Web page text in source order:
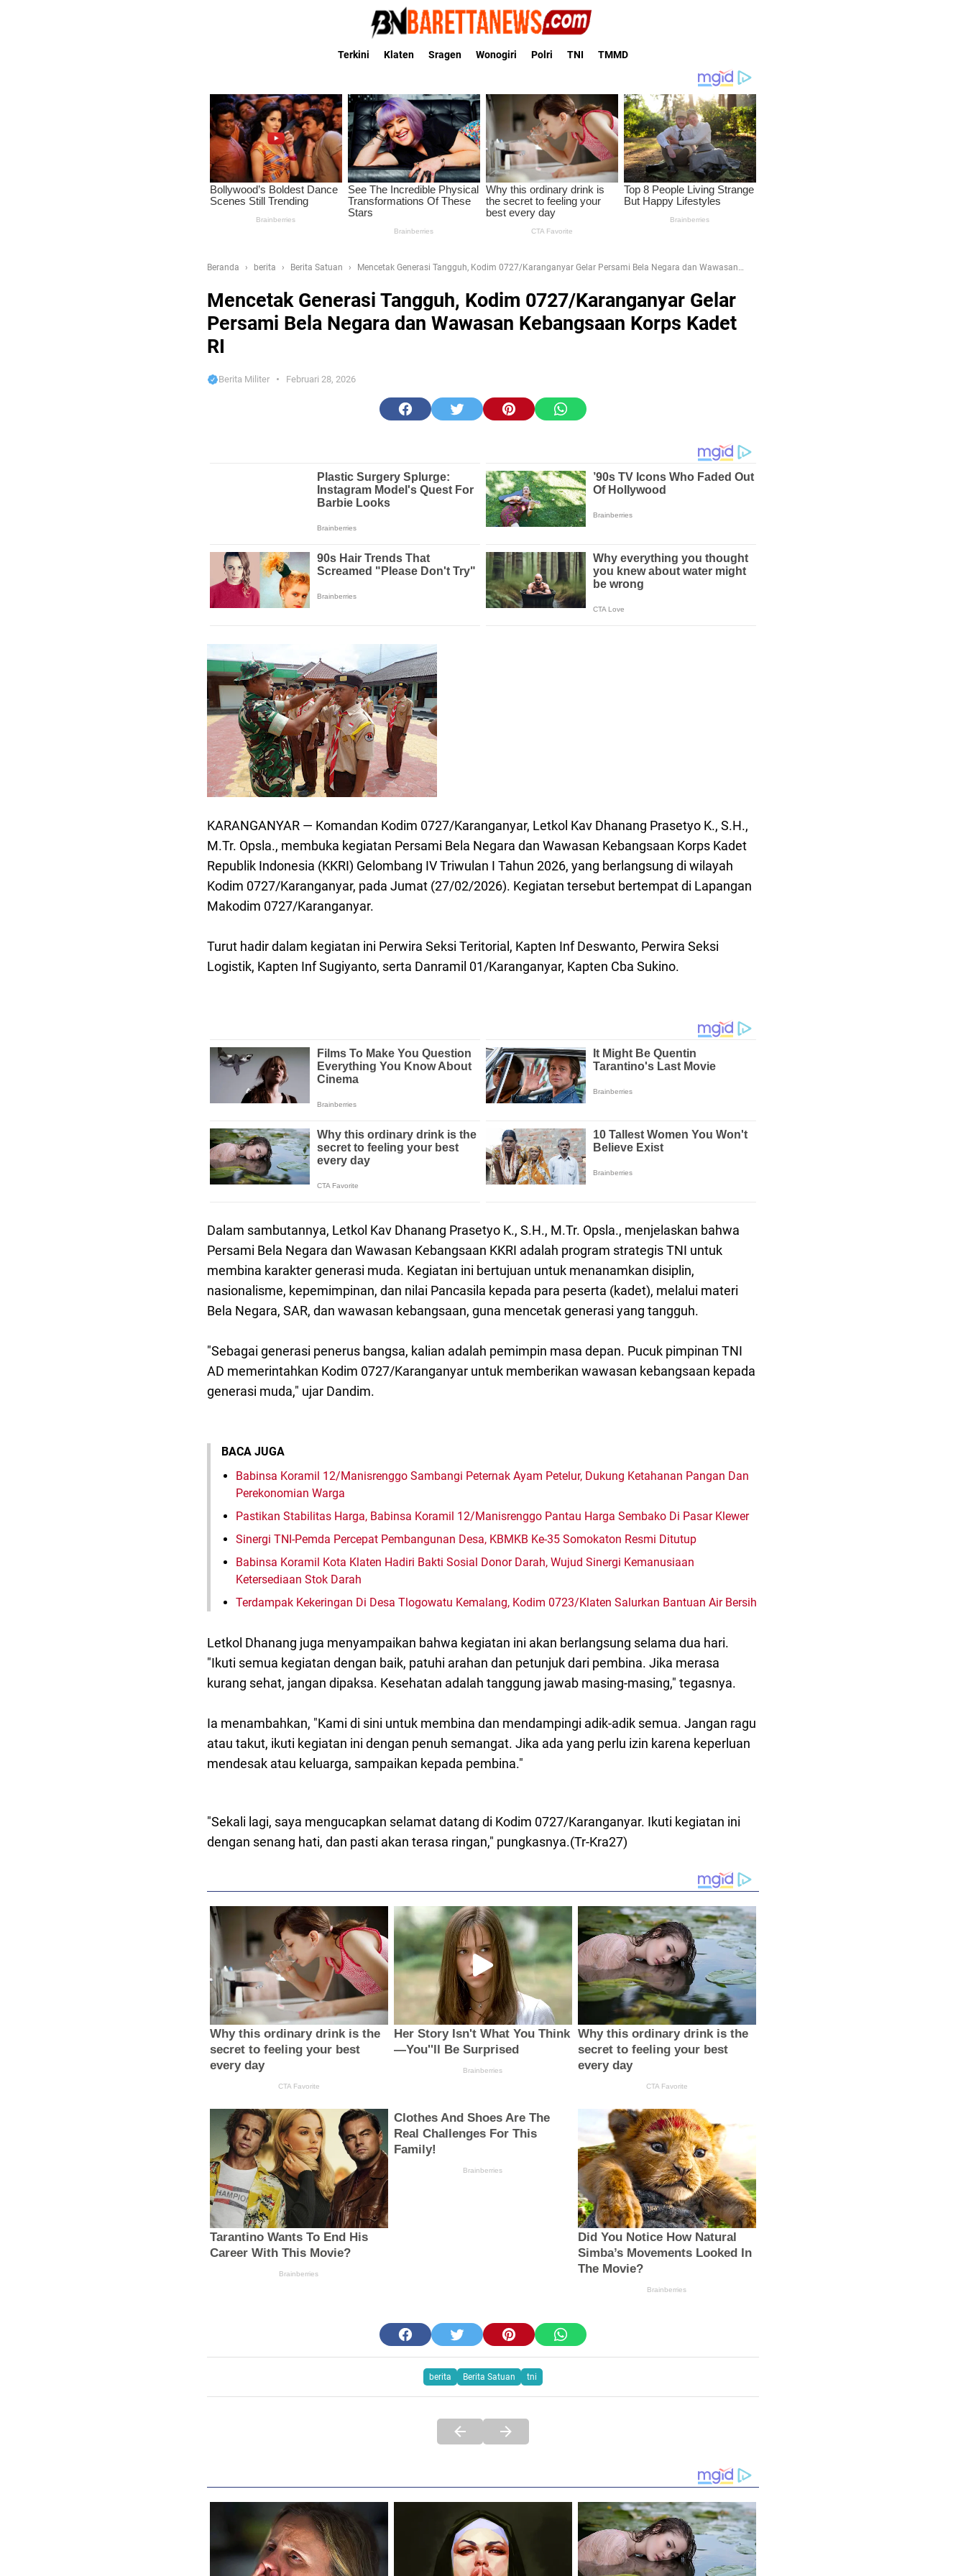
Terkini Klaten Sragen Wonogiri Polri TNI TMMD
Beranda berita Berita Satuan
Mencetak Generasi Tangguh, Kodim 0727/Karanganyar Gelar Persami Bela Negara dan Wawasan
Mencetak Generasi Tangguh, Kodim 0727/Karanganyar Gelar
Persami Bela Negara dan Wawasan Kebangsaan Korps Kadet
RI
Berita Militer Februari 28, 2026
KARANGANYAR — Komandan Kodim 0727/Karanganyar, Letkol Kav Dhanang Prasetyo K., S.H.,
M.Tr. Opsla., membuka kegiatan Persami Bela Negara dan Wawasan Kebangsaan Korps Kadet
Republik Indonesia (KKRI) Gelombang IV Triwulan I Tahun 2026, yang berlangsung di wilayah
Kodim 0727/Karanganyar, pada Jumat (27/02/2026). Kegiatan tersebut bertempat di Lapangan
Makodim 0727/Karanganyar.
Turut hadir dalam kegiatan ini Perwira Seksi Teritorial, Kapten Inf Deswanto, Perwira Seksi
Logistik, Kapten Inf Sugiyanto, serta Danramil 01/Karanganyar, Kapten Cba Sukino.
Dalam sambutannya, Letkol Kav Dhanang Prasetyo K., S.H., M.Tr. Opsla., menjelaskan bahwa
Persami Bela Negara dan Wawasan Kebangsaan KKRI adalah program strategis TNI untuk
membina karakter generasi muda. Kegiatan ini bertujuan untuk menanamkan disiplin,
nasionalisme, kepemimpinan, dan nilai Pancasila kepada para peserta (kadet), melalui materi
Bela Negara, SAR, dan wawasan kebangsaan, guna mencetak generasi yang tangguh.
"Sebagai generasi penerus bangsa, kalian adalah pemimpin masa depan. Pucuk pimpinan TNI
AD memerintahkan Kodim 0727/Karanganyar untuk memberikan wawasan kebangsaan kepada
generasi muda," ujar Dandim.
BACA JUGA
Babinsa Koramil 12/Manisrenggo Sambangi Peternak Ayam Petelur, Dukung Ketahanan Pangan Dan
Perekonomian Warga
Pastikan Stabilitas Harga, Babinsa Koramil 12/Manisrenggo Pantau Harga Sembako Di Pasar Klewer
Sinergi TNI-Pemda Percepat Pembangunan Desa, KBMKB Ke-35 Somokaton Resmi Ditutup
Babinsa Koramil Kota Klaten Hadiri Bakti Sosial Donor Darah, Wujud Sinergi Kemanusiaan
Ketersediaan Stok Darah
Terdampak Kekeringan Di Desa Tlogowatu Kemalang, Kodim 0723/Klaten Salurkan Bantuan Air Bersih
Letkol Dhanang juga menyampaikan bahwa kegiatan ini akan berlangsung selama dua hari.
"Ikuti semua kegiatan dengan baik, patuhi arahan dan petunjuk dari pembina. Jika merasa
kurang sehat, jangan dipaksa. Kesehatan adalah tanggung jawab masing-masing," tegasnya.
Ia menambahkan, "Kami di sini untuk membina dan mendampingi adik-adik semua. Jangan ragu
atau takut, ikuti kegiatan ini dengan penuh semangat. Jika ada yang perlu izin karena keperluan
mendesak atau keluarga, sampaikan kepada pembina."
"Sekali lagi, saya mengucapkan selamat datang di Kodim 0727/Karanganyar. Ikuti kegiatan ini
dengan senang hati, dan pasti akan terasa ringan," pungkasnya.(Tr-Kra27)
berita Berita Satuan tni